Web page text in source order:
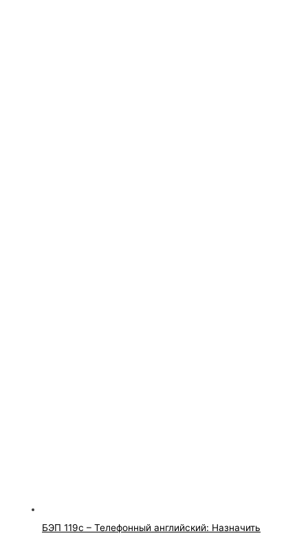
БЭП 119с – Телефонный английский: Назначить